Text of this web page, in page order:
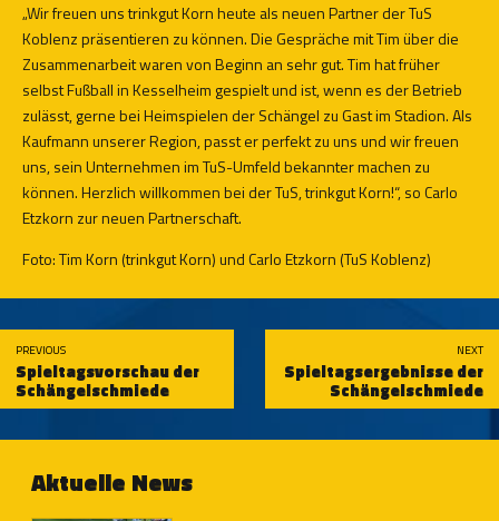
„Wir freuen uns trinkgut Korn heute als neuen Partner der TuS
Koblenz präsentieren zu können. Die Gespräche mit Tim über die
Zusammenarbeit waren von Beginn an sehr gut. Tim hat früher
selbst Fußball in Kesselheim gespielt und ist, wenn es der Betrieb
zulässt, gerne bei Heimspielen der Schängel zu Gast im Stadion. Als
Kaufmann unserer Region, passt er perfekt zu uns und wir freuen
uns, sein Unternehmen im TuS-Umfeld bekannter machen zu
können. Herzlich willkommen bei der TuS, trinkgut Korn!“, so Carlo
Etzkorn zur neuen Partnerschaft.
Foto: Tim Korn (trinkgut Korn) und Carlo Etzkorn (TuS Koblenz)
PREVIOUS
Spieltagsvorschau der
Schängelschmiede
NEXT
Spieltagsergebnisse der
Schängelschmiede
Aktuelle News